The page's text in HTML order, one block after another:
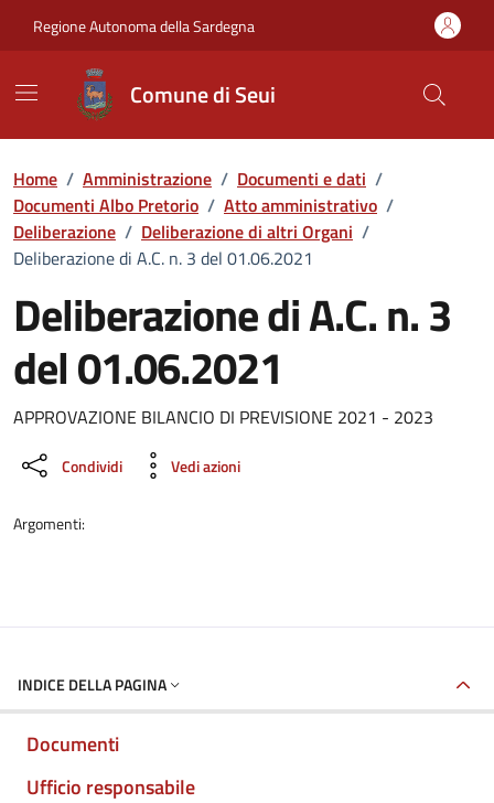
Regione Autonoma della Sardegna
Comune di Seui
Home / Amministrazione / Documenti e dati /
Documenti Albo Pretorio / Atto amministrativo /
Deliberazione / Deliberazione di altri Organi /
Deliberazione di A.C. n. 3 del 01.06.2021
Deliberazione di A.C. n. 3
del 01.06.2021
Dettaglio del documento
APPROVAZIONE BILANCIO DI PREVISIONE 2021 - 2023
Condividi Vedi azioni
Argomenti:
INDICE DELLA PAGINA
Documenti
Ufficio responsabile